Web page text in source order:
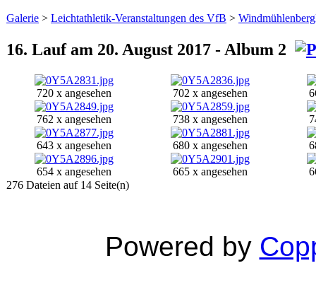
Galerie > Leichtathletik-Veranstaltungen des VfB >
16. Lauf am 20. August 2017 - Album 2
720 x angesehen 702 x angesehen
762 x angesehen 738 x angesehen
643 x angesehen 680 x angesehen
654 x angesehen 665 x angesehen
276 Dateien auf 14 Seite(n)
Powered by